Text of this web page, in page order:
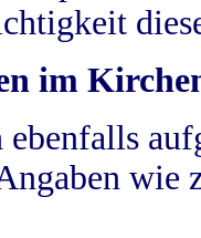
im
wie